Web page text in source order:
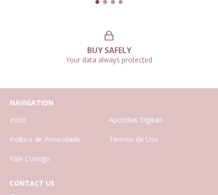
BUY SAFELY
Your data always protected
NAVIGATION
Início
Apostilas Digitais
Política de Privacidade Termos de Uso
Fale Comigo
CONTACT US